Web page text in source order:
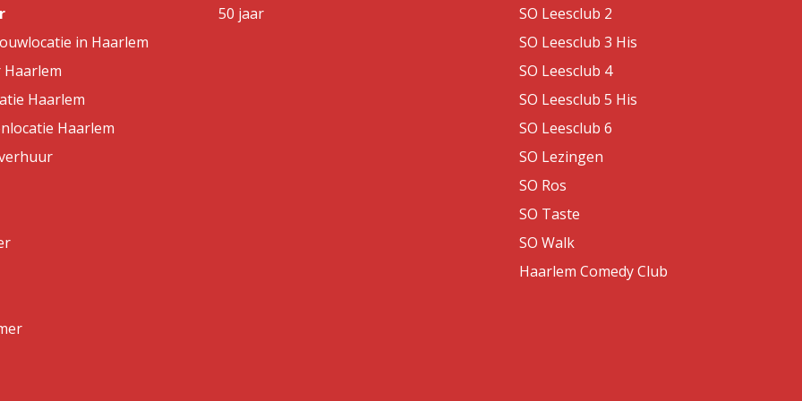
in Haarlem
Haarlem
Haarlem
50 jaar
SO Leesclub 2
SO Leesclub 3 His
SO Leesclub 4
SO Leesclub 5 His
SO Leesclub 6
SO Lezingen
SO Ros
SO Taste
SO Walk
Haarlem Comedy Club